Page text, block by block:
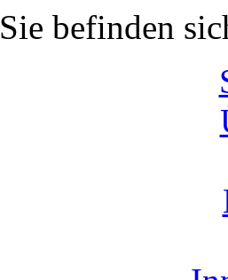
Sie befinden